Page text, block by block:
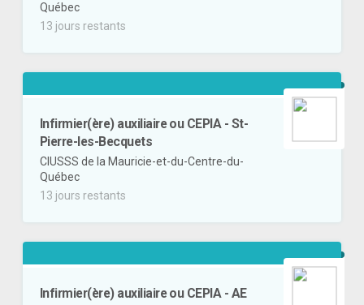
Québec
13 jours restants
Infirmier(ère) auxiliaire ou CEPIA - St-
Pierre-les-Becquets
CIUSSS de la Mauricie-et-du-Centre-du-
Québec
13 jours restants
Infirmier(ère) auxiliaire ou CEPIA - AE